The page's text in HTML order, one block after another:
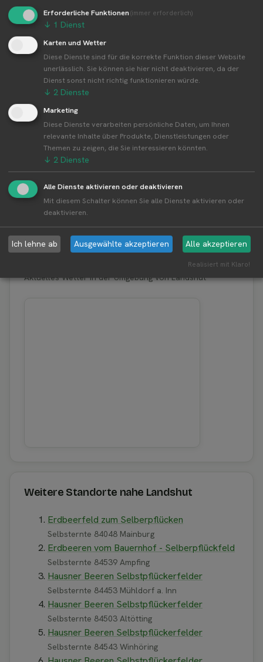
Weitere Standorte von Erdbeerhof
Attenkofer
Erdbeerhof Attenkofer betreibt 3 Standorte
Alle Standorte von Erdbeerhof Attenkofer↗
Kompakte Übersicht aller Standorte inkl.
Firmensitz von Erdbeerhof Attenkofer in einer
Karte und als Liste amzeigen.
Aktuelle Infos zur Region 84032
Aktuelles Wetter in der Umgebung von Landshut
Weitere Standorte nahe Landshut
Erdbeerfeld zum Selberpflücken
Selbsternte 84048 Mainburg
Erdbeeren vom Bauernhof - Selberpflückfeld
Selbsternte 84539 Ampfing
Hausner Beeren Selbstpflückerfelder
Selbsternte 84453 Mühldorf a. Inn
Hausner Beeren Selbstpflückerfelder
Selbsternte 84503 Altötting
Hausner Beeren Selbstpflückerfelder
Selbsternte 84543 Winhöring
Erforderliche Funktionen(immer erforderlich)
↓ 1 Dienst
Karten und Wetter
Diese Dienste sind für die korrekte Funktion dieser Website
unerlässlich. Sie können sie hier nicht deaktivieren, da der
Dienst sonst nicht richtig funktionieren würde.
↓ 2 Dienste
Marketing
Diese Dienste verarbeiten persönliche Daten, um Ihnen
relevante Inhalte über Produkte, Dienstleistungen oder
Themen zu zeigen, die Sie interessieren könnten.
↓ 2 Dienste
Alle Dienste aktivieren oder deaktivieren
Mit diesem Schalter können Sie alle Dienste aktivieren oder
deaktivieren.
Ich lehne ab Ausgewählte akzeptieren Alle akzeptieren
Realisiert mit Klaro!